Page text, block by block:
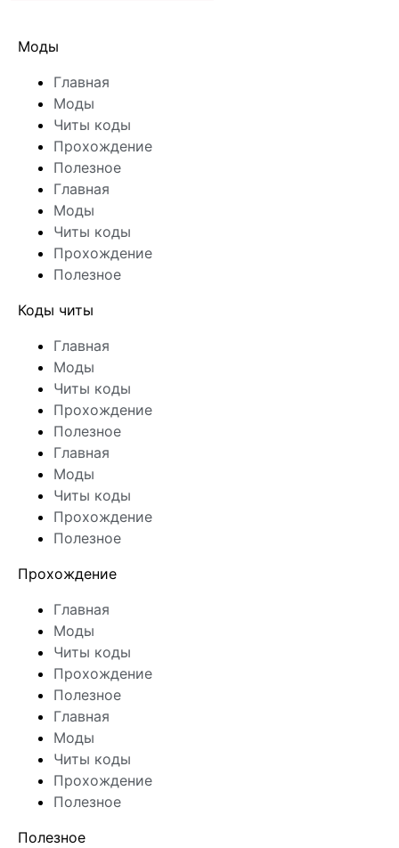
Моды
Главная
Моды
Читы коды
Прохождение
Полезное
Главная
Моды
Читы коды
Прохождение
Полезное
Коды читы
Главная
Моды
Читы коды
Прохождение
Полезное
Главная
Моды
Читы коды
Прохождение
Полезное
Прохождение
Главная
Моды
Читы коды
Прохождение
Полезное
Главная
Моды
Читы коды
Прохождение
Полезное
Полезное